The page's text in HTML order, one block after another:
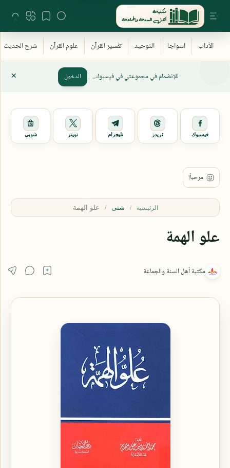
للإنضمام في مجموعتي في فيسبوك.. الدخول
فيسبوك ثريدز تليجرام تويتر شوبي
الرئيسية شتى
علو الهمة